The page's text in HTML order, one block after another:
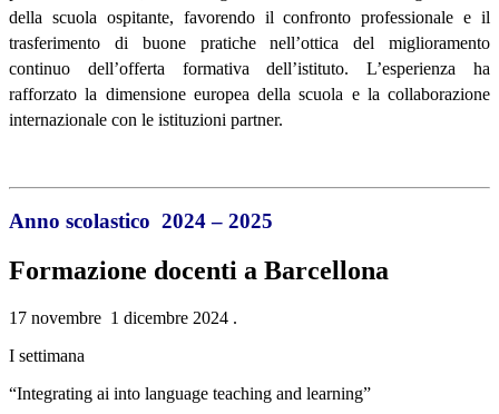
della scuola ospitante, favorendo il confronto professionale e il
trasferimento di buone pratiche nell’ottica del miglioramento
continuo dell’offerta formativa dell’istituto. L’esperienza ha
rafforzato la dimensione europea della scuola e la collaborazione
internazionale con le istituzioni partner.
Anno scolastico 2024 – 2025
Formazione docenti a Barcellona
17 novembre 1 dicembre 2024 .
I settimana
“Integrating ai into language teaching and learning”